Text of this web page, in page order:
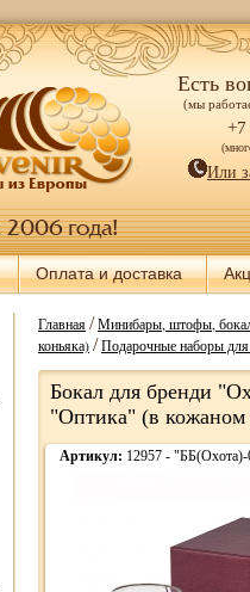
Есть
(мы
+7
Или
Оплата и доставка
Главная/Минибары, штофы,
коньяка)/Подарочные наборы для
Бокал для бренди
"Оптика" (в кожаном
Артикул: 12957 -